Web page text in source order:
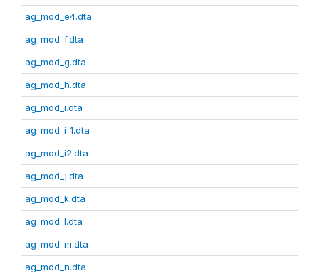
ag_mod_e4.dta
ag_mod_f.dta
ag_mod_g.dta
ag_mod_h.dta
ag_mod_i.dta
ag_mod_i_1.dta
ag_mod_i2.dta
ag_mod_j.dta
ag_mod_k.dta
ag_mod_l.dta
ag_mod_m.dta
ag_mod_n.dta